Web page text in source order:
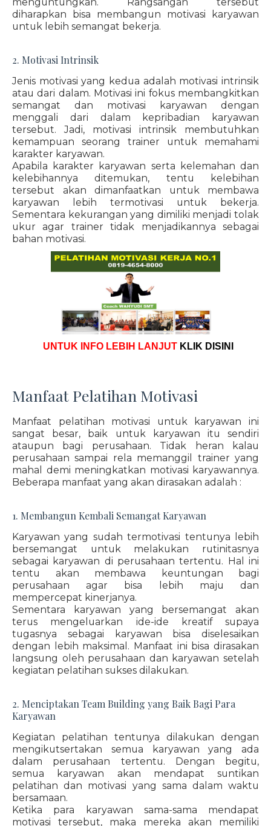
diharapkan bisa membangun motivasi karyawan
untuk lebih semangat bekerja.
2. Motivasi Intrinsik
Jenis motivasi yang kedua adalah motivasi intrinsik
atau dari dalam. Motivasi ini fokus membangkitkan
semangat dan motivasi karyawan dengan
menggali dari dalam kepribadian karyawan
tersebut. Jadi, motivasi intrinsik membutuhkan
kemampuan seorang trainer untuk memahami
karakter karyawan.
Apabila karakter karyawan serta kelemahan dan
kelebihannya ditemukan, tentu kelebihan
tersebut akan dimanfaatkan untuk membawa
karyawan lebih termotivasi untuk bekerja.
Sementara kekurangan yang dimiliki menjadi tolak
ukur agar trainer tidak menjadikannya sebagai
bahan motivasi.
UNTUK INFO LEBIH LANJUT KLIK DISINI
Manfaat Pelatihan Motivasi
Manfaat pelatihan motivasi untuk karyawan ini
sangat besar, baik untuk karyawan itu sendiri
ataupun bagi perusahaan. Tidak heran kalau
perusahaan sampai rela memanggil trainer yang
mahal demi meningkatkan motivasi karyawannya.
Beberapa manfaat yang akan dirasakan adalah :
1. Membangun Kembali Semangat Karyawan
Karyawan yang sudah termotivasi tentunya lebih
bersemangat untuk melakukan rutinitasnya
sebagai karyawan di perusahaan tertentu. Hal ini
tentu akan membawa keuntungan bagi
perusahaan agar bisa lebih maju dan
mempercepat kinerjanya.
Sementara karyawan yang bersemangat akan
terus mengeluarkan ide-ide kreatif supaya
tugasnya sebagai karyawan bisa diselesaikan
dengan lebih maksimal. Manfaat ini bisa dirasakan
langsung oleh perusahaan dan karyawan setelah
kegiatan pelatihan sukses dilakukan.
2. Menciptakan Team Building yang Baik Bagi Para
Karyawan
Kegiatan pelatihan tentunya dilakukan dengan
mengikutsertakan semua karyawan yang ada
dalam perusahaan tertentu. Dengan begitu,
semua karyawan akan mendapat suntikan
pelatihan dan motivasi yang sama dalam waktu
bersamaan.
Ketika para karyawan sama-sama mendapat
motivasi tersebut, maka mereka akan memiliki